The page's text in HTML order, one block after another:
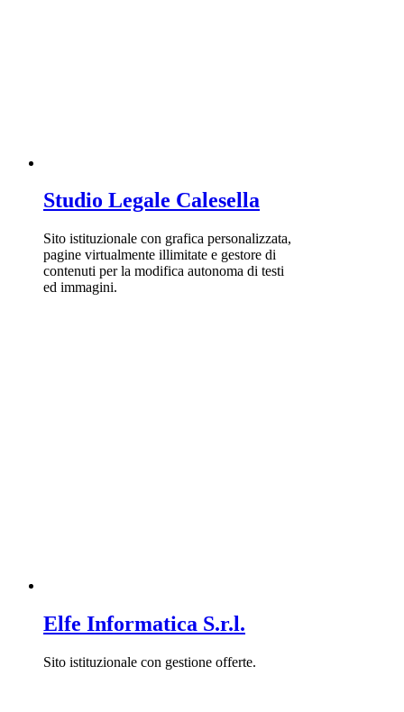
Studio Legale Calesella
Sito istituzionale con grafica personalizzata,
pagine virtualmente illimitate e gestore di
contenuti per la modifica autonoma di testi
ed immagini.
Elfe Informatica S.r.l.
Sito istituzionale con gestione offerte.